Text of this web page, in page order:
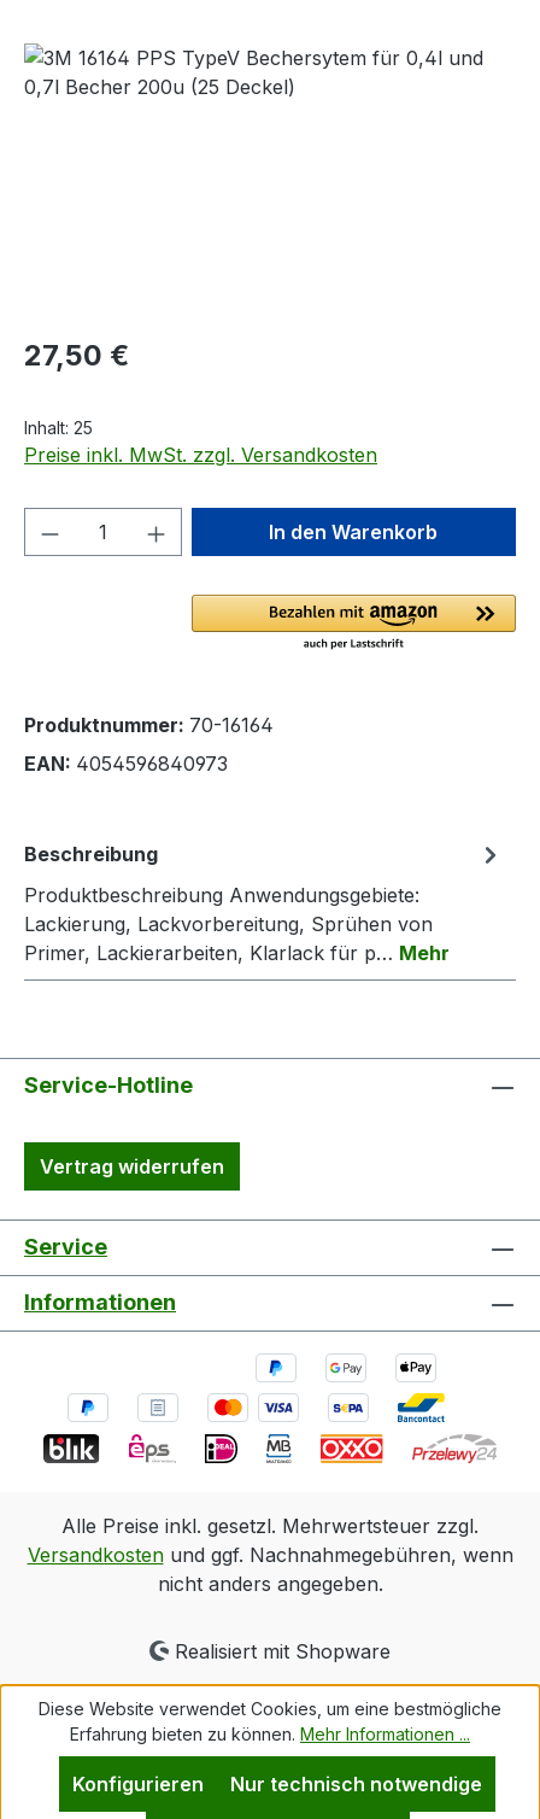
Bildergalerie überspringen
Regulärer Preis:
27,50 €
Inhalt: 25
Preise inkl. MwSt. zzgl. Versandkosten
Produkt Anzahl: Gib denIn den Warenkorb
Produktnummer: 70-16164
EAN: 4054596840973
Beschreibung
Produktbeschreibung Anwendungsgebiete:
Lackierung, Lackvorbereitung, Sprühen von
Primer, Lackierarbeiten, Klarlack für p… Mehr
Service-Hotline
Vertrag widerrufen
Service
Informationen
Alle Preise inkl. gesetzl. Mehrwertsteuer zzgl.
Versandkostenund ggf. Nachnahmegebühren, wenn
nicht anders angegeben.
Realisiert mit Shopware
Diese Website verwendet Cookies, um eine bestmögliche
Erfahrung bieten zu können. Mehr Informationen ...
Nur technisch notwendige
Konfigurieren